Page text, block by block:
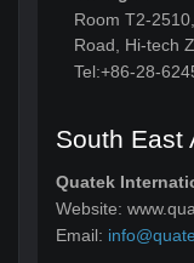
Room T2-
Road, Hi-tech
Tel:+86-28-
South East
Quatek
Website:
Email: